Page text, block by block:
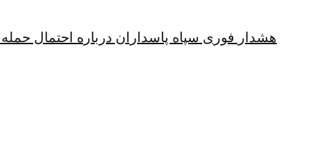
هشدار فوری سپاه پاسداران درباره احتمال